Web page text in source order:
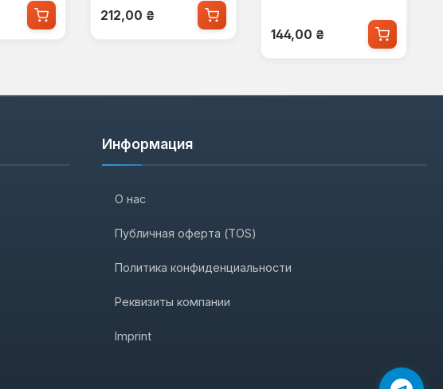
Обычная цена:
212,00 ₴
Обычная цена:
144,00 ₴
Информация
О нас
Публичная оферта (TOS)
Политика конфиденциальности
Реквизиты компании
Imprint